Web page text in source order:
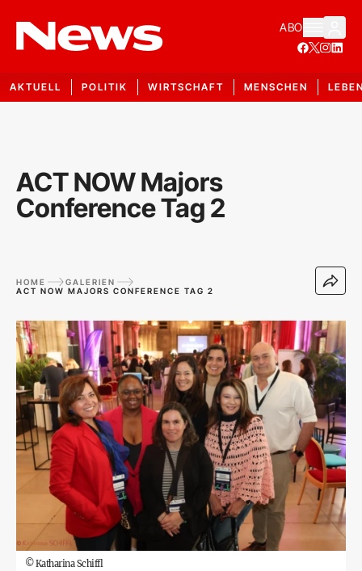
ABO
AKTUELL POLITIK WIRTSCHAFT MENSCHEN
ACT NOW Majors
Conference Tag 2
HOME
GALERIEN
ACT NOW MAJORS CONFERENCE TAG 2
©Katharina Schiffl